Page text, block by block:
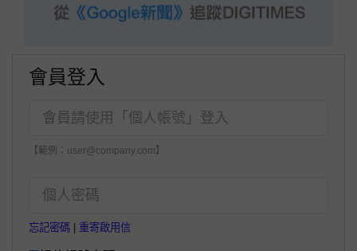
會員登入
【範例：user@company.com】
忘記密碼 重寄啟用信